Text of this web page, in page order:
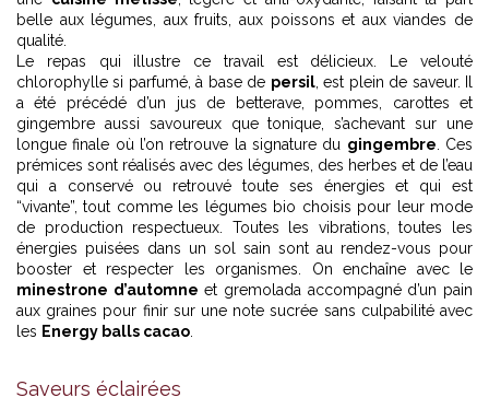
belle aux légumes, aux fruits, aux poissons et aux viandes de
qualité.
Le repas qui illustre ce travail est délicieux. Le velouté
chlorophylle si parfumé, à base de persil, est plein de saveur. Il
a été précédé d’un jus de betterave, pommes, carottes et
gingembre aussi savoureux que tonique, s’achevant sur une
longue finale où l’on retrouve la signature du gingembre . Ces
prémices sont réalisés avec des légumes, des herbes et de l’eau
qui a conservé ou retrouvé toute ses énergies et qui est
“vivante”, tout comme les légumes bio choisis pour leur mode
de production respectueux. Toutes les vibrations, toutes les
énergies puisées dans un sol sain sont au rendez-vous pour
booster et respecter les organismes. On enchaîne avec le
minestrone d’automne et gremolada accompagné d’un pain
aux graines pour finir sur une note sucrée sans culpabilité avec
les Energy balls cacao
Saveurs éclairées